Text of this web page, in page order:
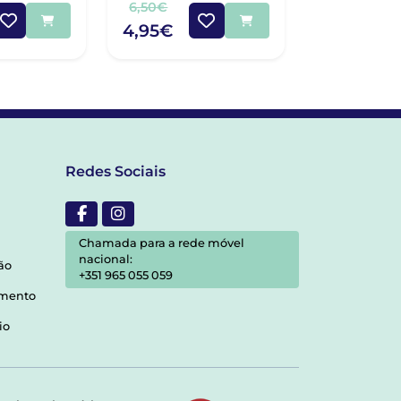
6,50€
4,95€
Redes Sociais
Chamada para a rede móvel
nacional:
+351 965 055 059